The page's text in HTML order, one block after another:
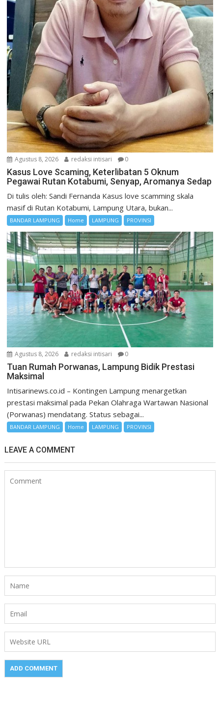
Agustus 8, 2026 redaksi intisari 0
Kasus Love Scaming, Keterlibatan 5 Oknum
Pegawai Rutan Kotabumi, Senyap, Aromanya Sedap
Di tulis oleh: Sandi Fernanda Kasus love scamming skala
masif di Rutan Kotabumi, Lampung Utara, bukan...
BANDAR LAMPUNG Home LAMPUNG PROVINSI
Agustus 8, 2026 redaksi intisari 0
Tuan Rumah Porwanas, Lampung Bidik Prestasi
Maksimal
Intisarinews.co.id – Kontingen Lampung menargetkan
prestasi maksimal pada Pekan Olahraga Wartawan Nasional
(Porwanas) mendatang. Status sebagai...
BANDAR LAMPUNG Home LAMPUNG PROVINSI
LEAVE A COMMENT